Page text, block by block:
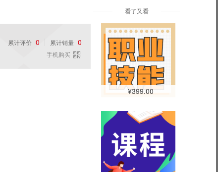
累计评价 0 累计销量 0
手机购买
看了又看
¥399.00